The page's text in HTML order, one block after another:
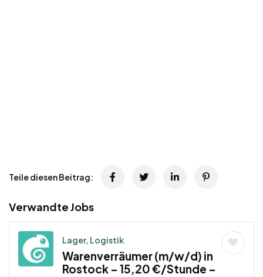
Teile diesen Beitrag:
Verwandte Jobs
Lager, Logistik
Warenverräumer (m/w/d) in
Rostock – 15,20 €/Stunde –